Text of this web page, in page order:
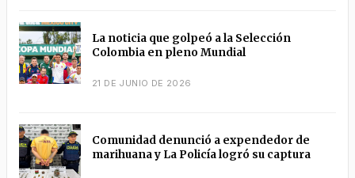
La noticia que golpeó a la Selección
Colombia en pleno Mundial
21 DE JUNIO DE 2026
Comunidad denunció a expendedor de
marihuana y La Policía logró su captura